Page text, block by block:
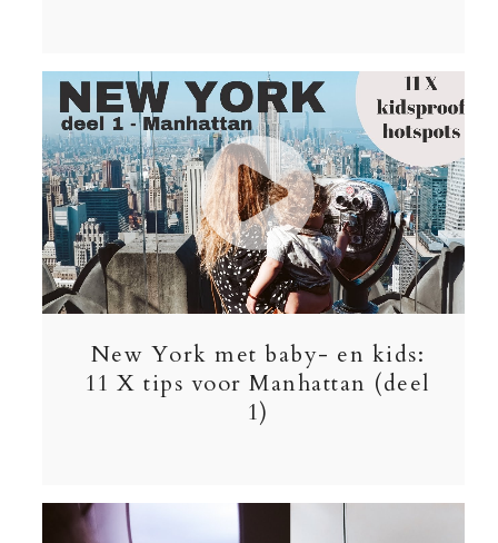
New York met baby- en kids:
11 X tips voor Manhattan (deel
1)